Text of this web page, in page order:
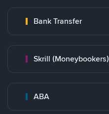
Bank Transfer
Skrill (Moneybookers)
ABA